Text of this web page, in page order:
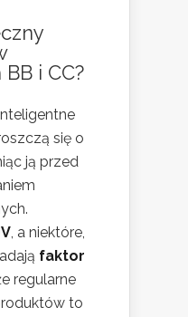
i CC?
się o
ją przed
, a niektóre,
faktor
regularne
to